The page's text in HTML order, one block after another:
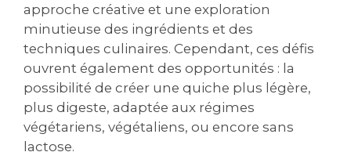
approche créative et une exploration
minutieuse des ingrédients et des
techniques culinaires. Cependant‚ ces défis
ouvrent également des opportunités : la
possibilité de créer une quiche plus légère‚
plus digeste‚ adaptée aux régimes
végétariens‚ végétaliens‚ ou encore sans
lactose.